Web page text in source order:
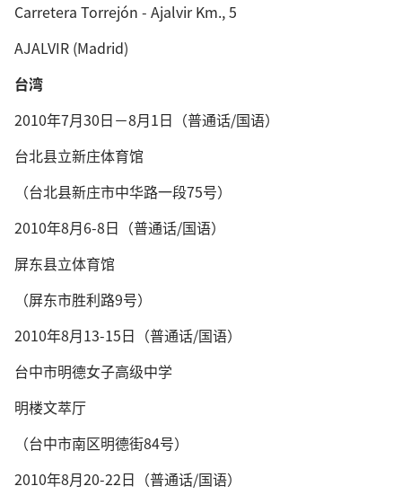
Carretera Torrejón - Ajalvir Km., 5
AJALVIR (Madrid)
台湾
2010年7月30日－8月1日（普通话/国语）
台北县立新庄体育馆
（台北县新庄市中华路一段75号）
2010年8月6-8日（普通话/国语）
屏东县立体育馆
（屏东市胜利路9号）
2010年8月13-15日（普通话/国语）
台中市明德女子高级中学
明楼文萃厅
（台中市南区明德街84号）
2010年8月20-22日（普通话/国语）